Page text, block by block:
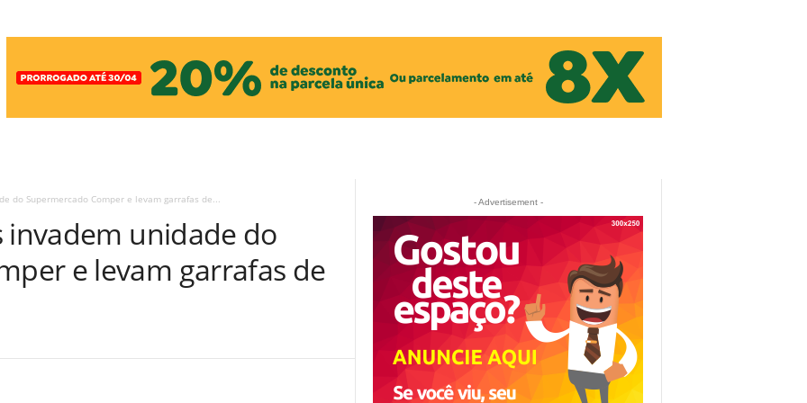
do Supermercado Comper e levam garrafas de...
invadem unidade do
e levam garrafas de
- Advertisement -